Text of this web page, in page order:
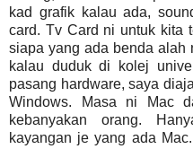
kad grafik kalau ada,
card. Tv Card ni untuk kita
siapa yang ada benda alah
kalau duduk di kolej
pasang hardware, saya
Windows. Masa ni Mac
kebanyakan orang.
kayangan je yang ada